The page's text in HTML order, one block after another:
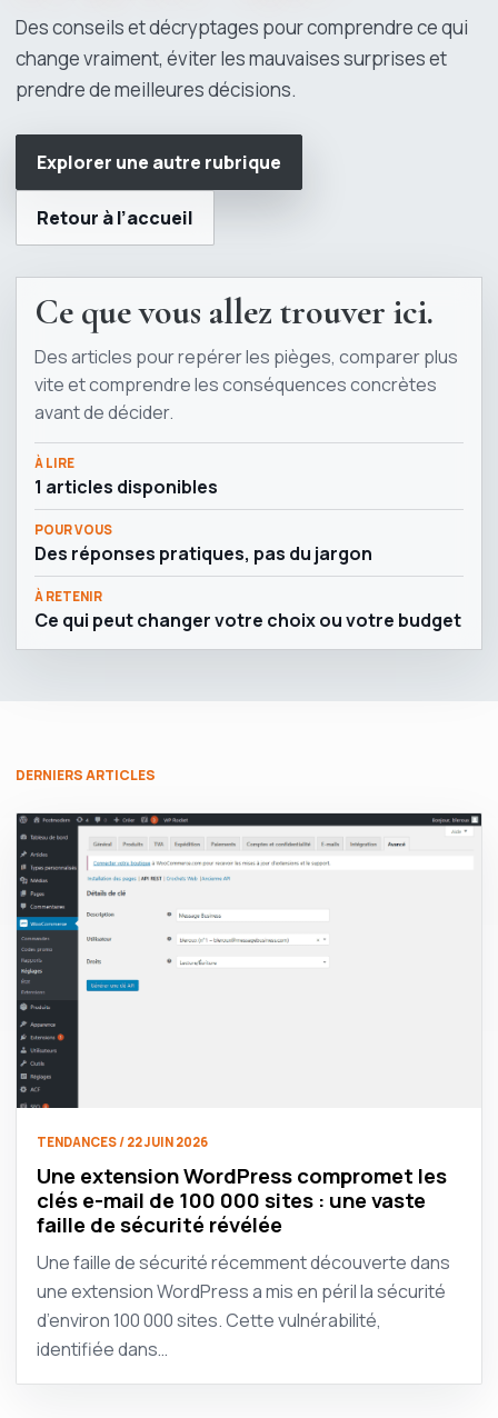
Des conseils et décryptages pour comprendre ce qui
change vraiment, éviter les mauvaises surprises et
prendre de meilleures décisions.
Explorer une autre rubrique
Retour à l’accueil
Ce que vous allez trouver ici.
Des articles pour repérer les pièges, comparer plus
vite et comprendre les conséquences concrètes
avant de décider.
À LIRE
1 articles disponibles
POUR VOUS
Des réponses pratiques, pas du jargon
À RETENIR
Ce qui peut changer votre choix ou votre budget
DERNIERS ARTICLES
TENDANCES / 22 JUIN 2026
Une extension WordPress compromet les
clés e-mail de 100 000 sites : une vaste
faille de sécurité révélée
Une faille de sécurité récemment découverte dans
une extension WordPress a mis en péril la sécurité
d’environ 100 000 sites. Cette vulnérabilité,
identifiée dans…